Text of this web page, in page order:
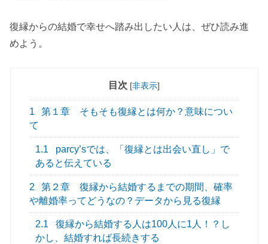
復縁からの結婚で幸せへ踏み出したい人は、ぜひ読み進
めよう。
目次 [非表示]
1
第１章 そもそも復縁とは何か？意味につい
て
1.1
parcy’sでは、「復縁とは出会い直し」で
あると伝えている
2
第２章 復縁から結婚するまでの期間、確率
や離婚率ってどうなの？データから見る復縁
2.1
復縁から結婚する人は100人に1人！？し
かし、結婚すれば長続きする